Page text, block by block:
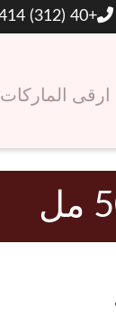
+40 (312) 295-414
ارقى الماركات